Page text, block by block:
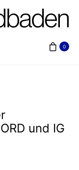
0
und IG